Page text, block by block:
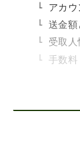
アカ
送金額
受取
手数料